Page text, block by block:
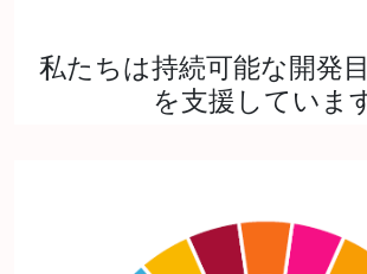
私たちは持続可能な開発
を支援していま